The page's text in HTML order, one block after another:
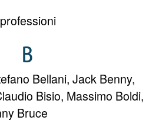
B
Bellani, Jack Benny,
Bisio, Massimo Boldi,
Bruce